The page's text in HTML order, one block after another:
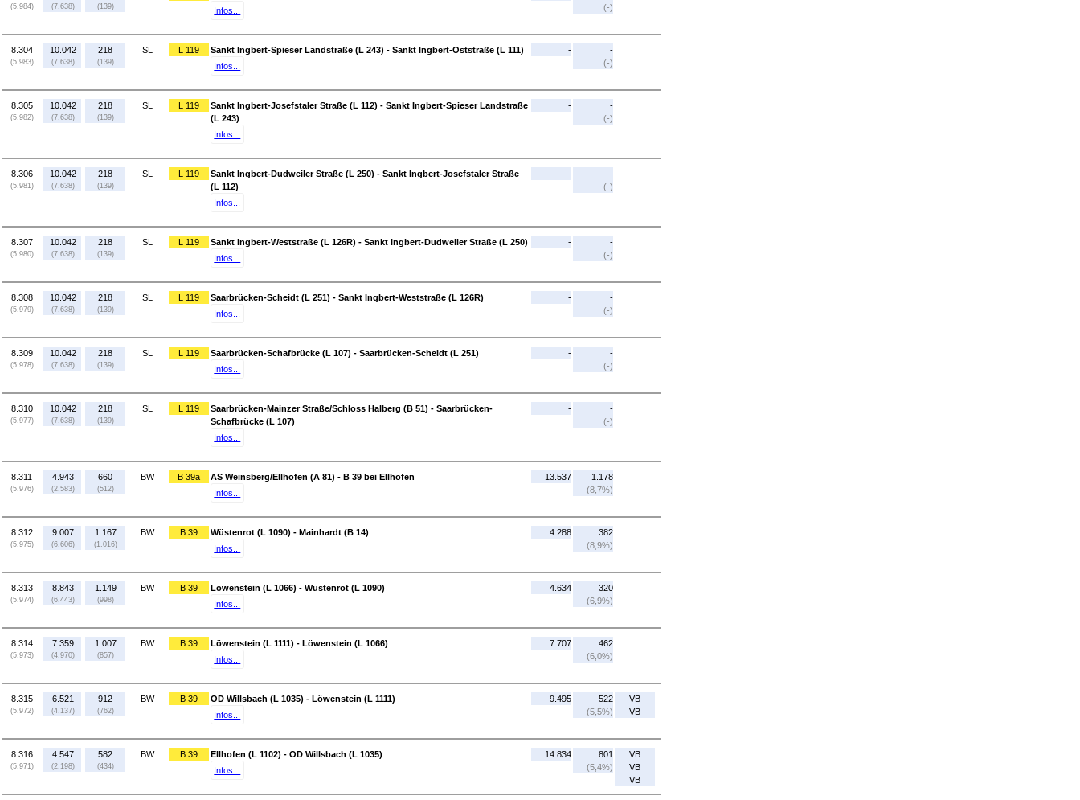
(5.984) (7.638) (139)
Infos...
(-)
8.304
(5.983)
10.042
(7.638)
218
(139)
SL L 119
Sankt Ingbert-Spieser Landstraße (L 243) - Sankt Ingbert-Oststraße (L 111)
Infos...
-
-
(-)
8.305
(5.982)
10.042
(7.638)
218
(139)
SL L 119
Sankt Ingbert-Josefstaler Straße (L 112) - Sankt Ingbert-Spieser Landstraße
(L 243)
Infos...
-
-
(-)
8.306
(5.981)
10.042
(7.638)
218
(139)
SL L 119
Sankt Ingbert-Dudweiler Straße (L 250) - Sankt Ingbert-Josefstaler Straße
(L 112)
Infos...
-
-
(-)
8.307
(5.980)
10.042
(7.638)
218
(139)
SL L 119
Sankt Ingbert-Weststraße (L 126R) - Sankt Ingbert-Dudweiler Straße (L 250)
Infos...
-
-
(-)
8.308
(5.979)
10.042
(7.638)
218
(139)
SL L 119
Saarbrücken-Scheidt (L 251) - Sankt Ingbert-Weststraße (L 126R)
Infos...
-
-
(-)
8.309
(5.978)
10.042
(7.638)
218
(139)
SL L 119
Saarbrücken-Schafbrücke (L 107) - Saarbrücken-Scheidt (L 251)
Infos...
-
-
(-)
8.310
(5.977)
10.042
(7.638)
218
(139)
SL L 119
Saarbrücken-Mainzer Straße/Schloss Halberg (B 51) - Saarbrücken-
Schafbrücke (L 107)
Infos...
-
-
(-)
8.311
(5.976)
4.943
(2.583)
660
(512)
BW B 39a
AS Weinsberg/Ellhofen (A 81) - B 39 bei Ellhofen
Infos...
13.537
1.178
(8,7%)
8.312
(5.975)
9.007
(6.606)
1.167
(1.016)
BW B 39
Wüstenrot (L 1090) - Mainhardt (B 14)
Infos...
4.288
382
(8,9%)
8.313
(5.974)
8.843
(6.443)
1.149
(998)
BW B 39
Löwenstein (L 1066) - Wüstenrot (L 1090)
Infos...
4.634
320
(6,9%)
8.314
(5.973)
7.359
(4.970)
1.007
(857)
BW B 39
Löwenstein (L 1111) - Löwenstein (L 1066)
Infos...
7.707
462
(6,0%)
8.315
(5.972)
6.521
(4.137)
912
(762)
BW B 39
OD Willsbach (L 1035) - Löwenstein (L 1111)
Infos...
9.495
522
(5,5%)
VB
VB
8.316
(5.971)
4.547
(2.198)
582
(434)
BW B 39
Ellhofen (L 1102) - OD Willsbach (L 1035)
Infos...
14.834
801
(5,4%)
VB
VB
VB